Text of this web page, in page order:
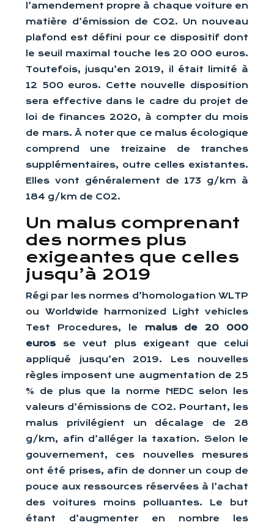
l’amendement propre à chaque voiture en
matière d’émission de CO2. Un nouveau
plafond est défini pour ce dispositif dont
le seuil maximal touche les 20 000 euros.
Toutefois, jusqu’en 2019, il était limité à
12 500 euros. Cette nouvelle disposition
sera effective dans le cadre du projet de
loi de finances 2020, à compter du mois
de mars. À noter que ce malus écologique
comprend une treizaine de tranches
supplémentaires, outre celles existantes.
Elles vont généralement de 173 g/km à
184 g/km de CO2.
Un malus comprenant
des normes plus
exigeantes que celles
jusqu’à 2019
Régi par les normes d’homologation WLTP
ou Worldwide harmonized Light vehicles
Test Procedures, le malus de 20 000
euros se veut plus exigeant que celui
appliqué jusqu’en 2019. Les nouvelles
règles imposent une augmentation de 25
% de plus que la norme NEDC selon les
valeurs d’émissions de CO2. Pourtant, les
malus privilégient un décalage de 28
g/km, afin d’alléger la taxation. Selon le
gouvernement, ces nouvelles mesures
ont été prises, afin de donner un coup de
pouce aux ressources réservées à l’achat
des voitures moins polluantes. Le but
étant d’augmenter en nombre les